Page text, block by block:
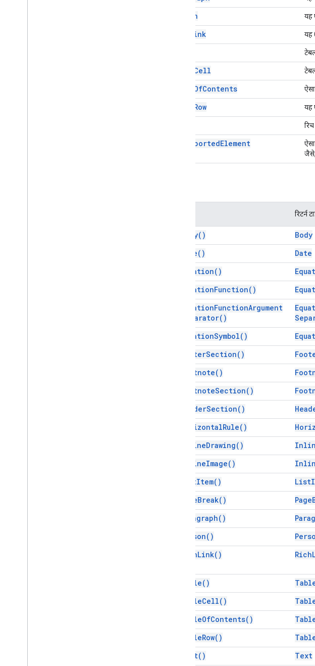
Person यह
Link यह
Cell
OfContents
Row यह
UnsupportedElement
रिटर्न
Body( ) Body
Date( ) Date
Equation( )
EquationFunction( )
EquationFunctionArgument
Separator( )
EquationSymbol( )
FooterSection( )
Footnote( )
FootnoteSection( )
HeaderSection( )
HorizontalRule( )
InlineDrawing( )
InlineImage( )
ListItem( ) List
PageBreak( ) Page
Paragraph( )
Person( )
RichLink( ) Rich
Table( )
TableCell( )
TableOfContents( )
TableRow( )
Text( ) Text